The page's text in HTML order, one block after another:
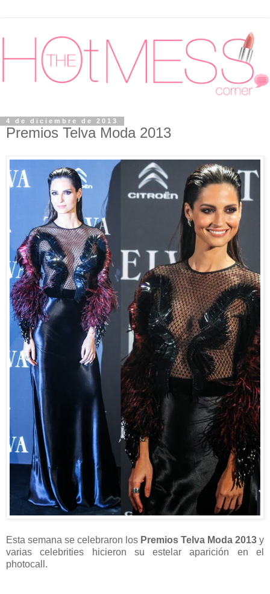
4 de diciembre de 2013
Premios Telva Moda 2013
Esta semana se celebraron los Premios Telva Moda 2013 y
varias celebrities hicieron su estelar aparición en el
photocall.